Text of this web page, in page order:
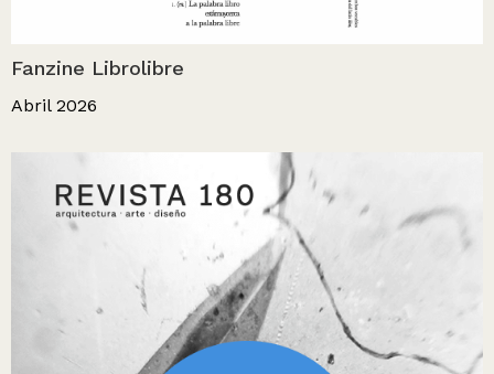
Fanzine Librolibre
Abril 2026